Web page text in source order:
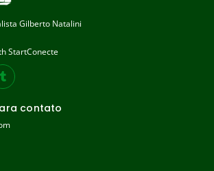
Gilberto Natalini
StartConecte
contato